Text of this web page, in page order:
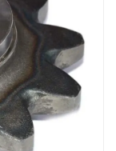
Моторное
дизельное
849.00 ₴ 949.00 ₴